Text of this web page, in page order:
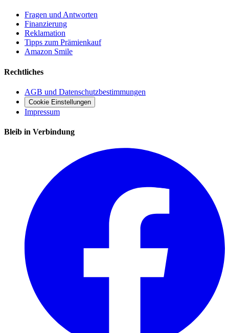
Fragen und Antworten
Finanzierung
Reklamation
Tipps zum Prämienkauf
Amazon Smile
Rechtliches
AGB und Datenschutzbestimmungen
Cookie Einstellungen
Impressum
Bleib in Verbindung